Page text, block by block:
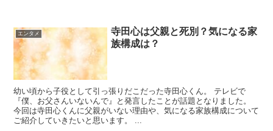
エンタメ
寺田心は父親と死別？気になる家
族構成は？
幼い頃から子役として引っ張りだこだった寺田心くん。 テレビで
『僕、お父さんいないんで』と発言したことが話題となりました。
今回は寺田心くんに父親がいない理由や、気になる家族構成について
ご紹介していきたいと思います。 ...